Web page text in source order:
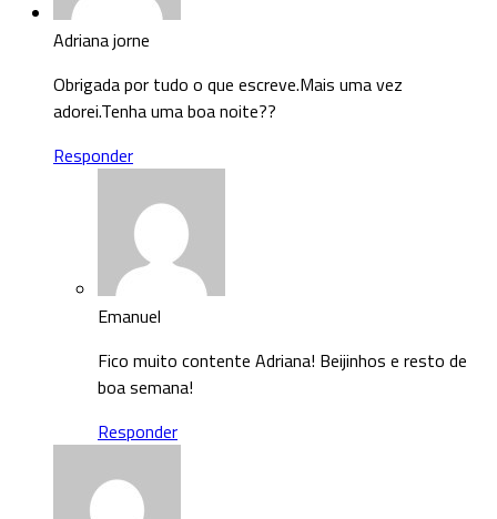
Adriana jorne
Obrigada por tudo o que escreve.Mais uma vez
adorei.Tenha uma boa noite??
Responder
Emanuel
Fico muito contente Adriana! Beijinhos e resto de
boa semana!
Responder